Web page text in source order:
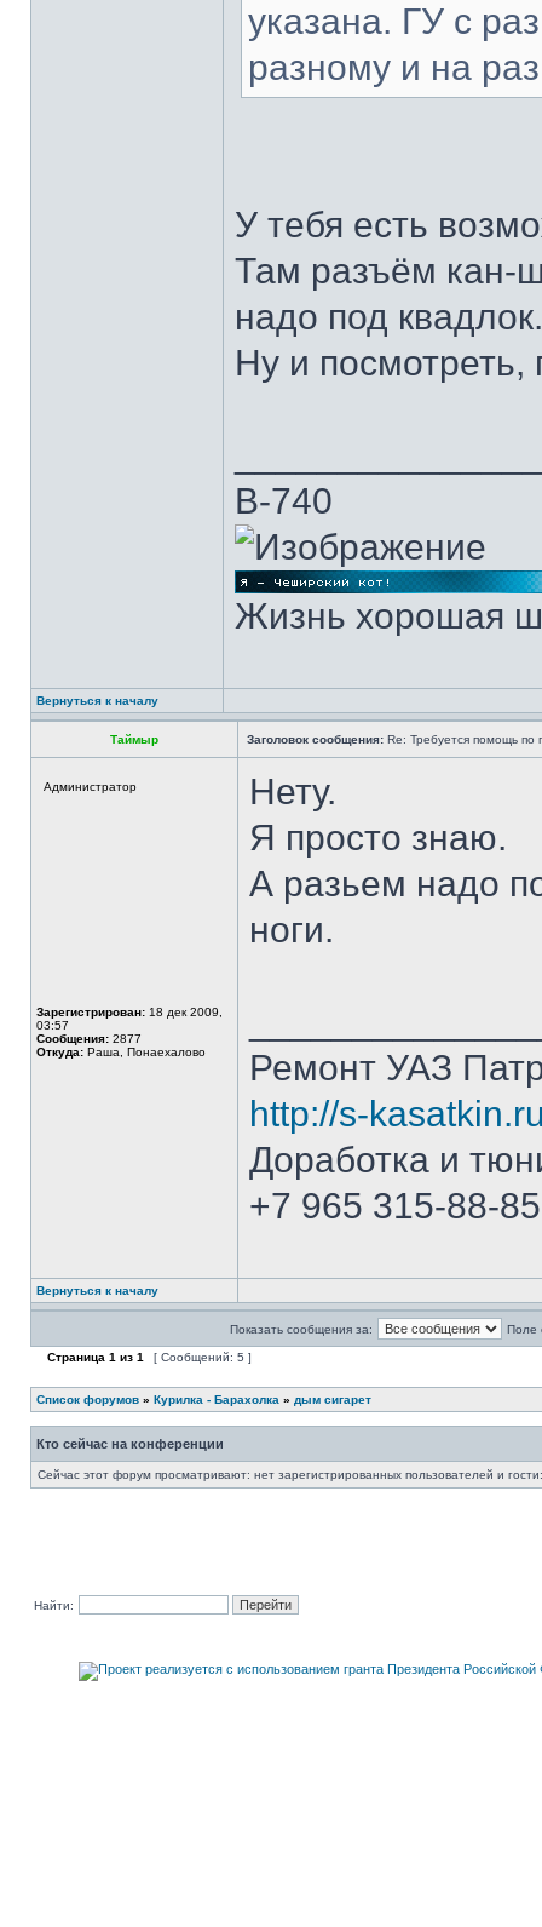
указана. ГУ с
разному и на
У тебя есть
Там разъём кан-
надо под
Ну и посмотреть,
В-740
Жизнь хорошая
Вернуться к началу
Таймыр Заголовок сообщения: Re: Требуется помощь
Администратор
Зарегистрирован: 18 дек 2009,
03:57
Сообщения: 2877
Откуда: Раша, Понаехалово
Нету.
Я просто знаю.
А разьем надо
ноги.
Ремонт УАЗ
http://s-
Доработка и
+7 965 315-88-85
Вернуться к началу
Показать сообщения за: Поле
Страница 1 из 1 [ Сообщений: 5 ]
Список форумов » Курилка - Барахолка » дым сигарет
Кто сейчас на конференции
Сейчас этот форум просматривают: нет зарегистрированных пользователей и
Найти: